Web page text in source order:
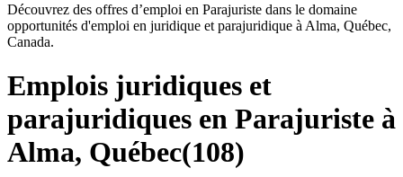
Découvrez des offres d’emploi en Parajuriste dans le domaine
opportunités d'emploi en juridique et parajuridique à Alma, Québec,
Canada.
Emplois juridiques et
parajuridiques en Parajuriste à
Alma, Québec(108)